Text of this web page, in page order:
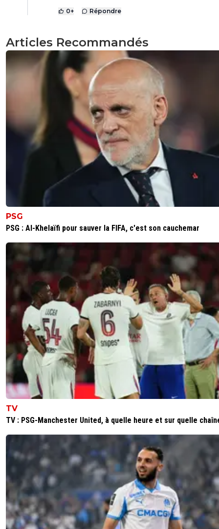
0+ Répondre
Articles Recommandés
PSG
PSG : Al-Khelaïfi pour sauver la FIFA, c'est son cauchemar
TV
TV : PSG-Manchester United, à quelle heure et sur quelle